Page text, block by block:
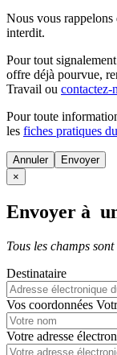
Nous vous rappelons
interdit.
Pour tout
offre déjà pourvue,
Travail ou contactez-
Pour toute
les fiches pratiques
Annuler
×
Envoyer à
Tous les champs
Destinataire
Vos coordonnées
Votre adresse